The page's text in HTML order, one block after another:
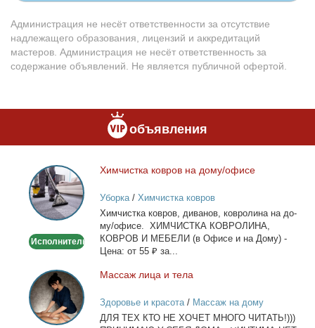
Администрация не несёт ответственности за отсутствие
надлежащего образования, лицензий и аккредитаций
мастеров. Администрация не несёт ответственность за
содержание объявлений. Не является публичной офертой.
объявления
Химчистка
ковров
на
дому/
Исполнитель
Хим­чист­ка ков­ров на до­му/офи­се
Уборка/ Химчистка ковров
Хим­чист­ка ков­ров, ди­ва­нов, ков­ро­ли­на на до­
му/офи­се. ХИМЧИСТКА КОВРОЛИНА,
КОВРОВ И МЕБЕЛИ (в Офи­се и на До­му) -
Це­на: от 55 ₽ за...
Массаж
лица
и
тела
Мас­саж ли­ца и те­ла
Здоровье и красота/ Массаж на дому
ДЛЯ ТЕХ КТО НЕ ХОЧЕТ МНОГО ЧИТАТЬ!)))